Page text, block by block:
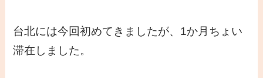
台北には今回初めてきましたが、1か月ちょい
滞在しました。